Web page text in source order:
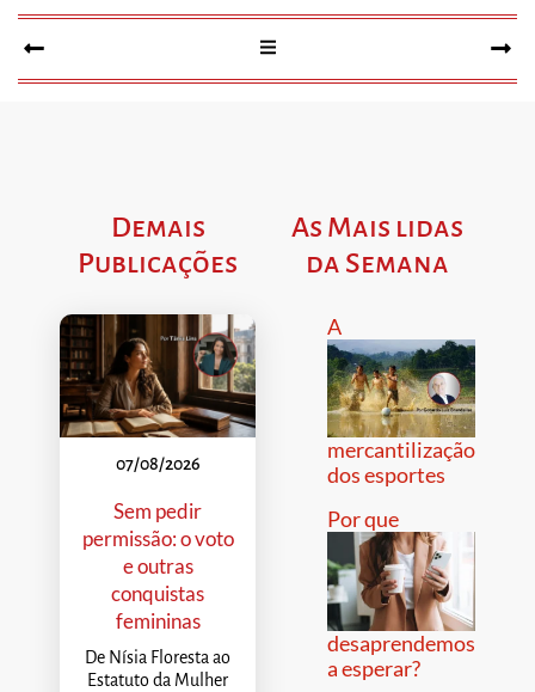
Demais
Publicações
07/08/2026
Sem pedir
permissão: o voto
e outras
conquistas
femininas
De Nísia Floresta ao
Estatuto da Mulher
As Mais lidas
da Semana
A
mercantilização
dos esportes
Por que
desaprendemos
a esperar?